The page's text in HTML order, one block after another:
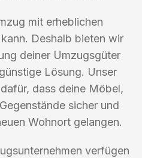
mit erheblichen
Deshalb bieten wir
deiner Umzugsgüter
Lösung. Unser
dass deine Möbel,
sicher und
Wohnort gelangen.
verfügen